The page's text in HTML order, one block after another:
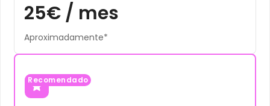
25€ / mes
Aproximadamente*
Recomendado